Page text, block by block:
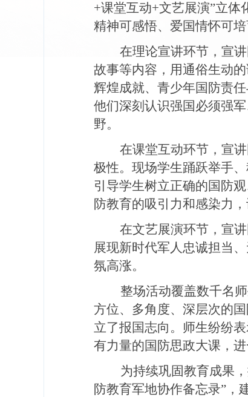
+课堂互动+文艺展演”立
精神可感悟、爱国情怀可培
在理论宣讲环节，宣
故事等内容，用通俗生动
辉煌成就、青少年国防责
他们深刻认识强国必须强
野。
在课堂互动环节，宣
极性。现场学生踊跃举手
引导学生树立正确的国防
防教育的吸引力和感染力
在文艺展演环节，宣
展现新时代军人忠诚担当
氛高涨。
整场活动覆盖数千名师
方位、多角度、深层次的
立了报国志向。师生纷纷
有力量的国防思政大课，
为持续巩固教育成果，
防教育军地协作备忘录”，